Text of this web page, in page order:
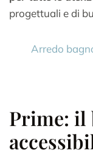
progettuali e di
Arredo
Prime: il